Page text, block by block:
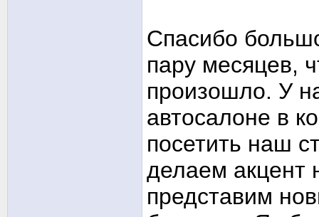
Спасибо
пару месяцев,
произошло. У
автосалоне в
посетить наш
делаем акцент
представим